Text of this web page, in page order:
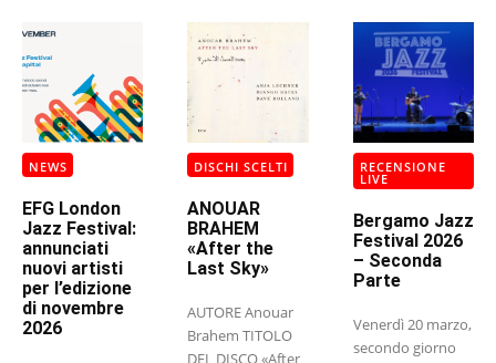
NEWS
EFG London
Jazz Festival:
annunciati
nuovi artisti
per l’edizione
di novembre
2026
DISCHI SCELTI
ANOUAR
BRAHEM
«After the
Last Sky»
AUTORE Anouar
Brahem TITOLO
DEL DISCO «After
RECENSIONE
LIVE
Bergamo Jazz
Festival 2026
– Seconda
Parte
Venerdì 20 marzo,
secondo giorno